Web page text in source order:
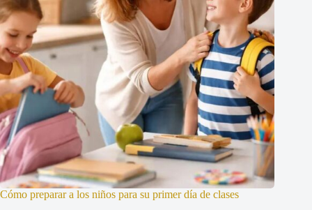
Cómo preparar a los niños para su primer día de clases